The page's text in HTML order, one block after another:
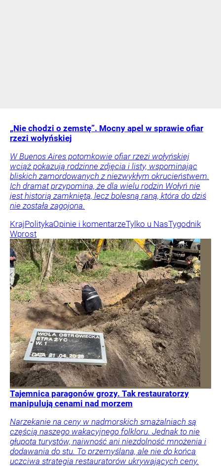
„Nie chodzi o zemstę”. Mocny apel w sprawie ofiar
rzezi wołyńskiej
W Buenos Aires potomkowie ofiar rzezi wołyńskiej
wciąż pokazują rodzinne zdjęcia i listy, wspominając
bliskich zamordowanych z niezwykłym okrucieństwem.
Ich dramat przypomina, że dla wielu rodzin Wołyń nie
jest historią zamkniętą, lecz bolesną raną, która do dziś
nie została zagojona.
KrajPolitykaOpinie i komentarzeTylko u NasTygodnik
Wprost
Tajemnica paragonów grozy. Tak restauratorzy
manipulują cenami nad morzem
Narzekanie na ceny w nadmorskich smażalniach są
częścią naszego wakacyjnego folkloru. Jednak to nie
głupota turystów, naiwność ani niezdolność mnożenia i
dodawania do stu. To przemyślana, ale nie do końca
uczciwa strategia restauratorów ukrywających ceny.